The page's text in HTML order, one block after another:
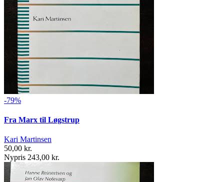
-79%
Fra Marx til Løgstrup
Kari Martinsen
50,00 kr.
Nypris 243,00 kr.